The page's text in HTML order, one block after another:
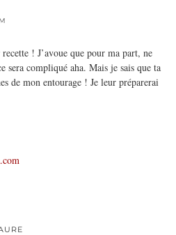
! J’avoue que pour ma part, ne
sera compliqué aha. Mais je sais que ta
de mon entourage ! Je leur préparerai